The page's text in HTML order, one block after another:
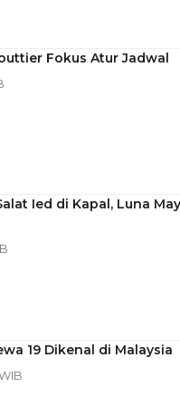
Fokus Atur Jadwal
Ied di Kapal, Luna
19 Dikenal di Malaysia